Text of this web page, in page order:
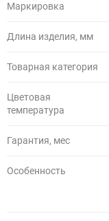
Маркировка
Длина изделия, мм
Товарная категория
Цветовая
температура
Гарантия, мес
Особенность